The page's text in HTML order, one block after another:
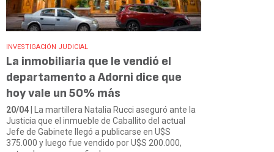
INVESTIGACIÓN JUDICIAL
La inmobiliaria que le vendió el
departamento a Adorni dice que
hoy vale un 50% más
20/04| La martillera Natalia Rucci aseguró ante la
Justicia que el inmueble de Caballito del actual
Jefe de Gabinete llegó a publicarse en U$S
375.000 y luego fue vendido por U$S 200.000,